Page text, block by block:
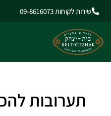
שירות לקוחות 09-8616073
תערובות